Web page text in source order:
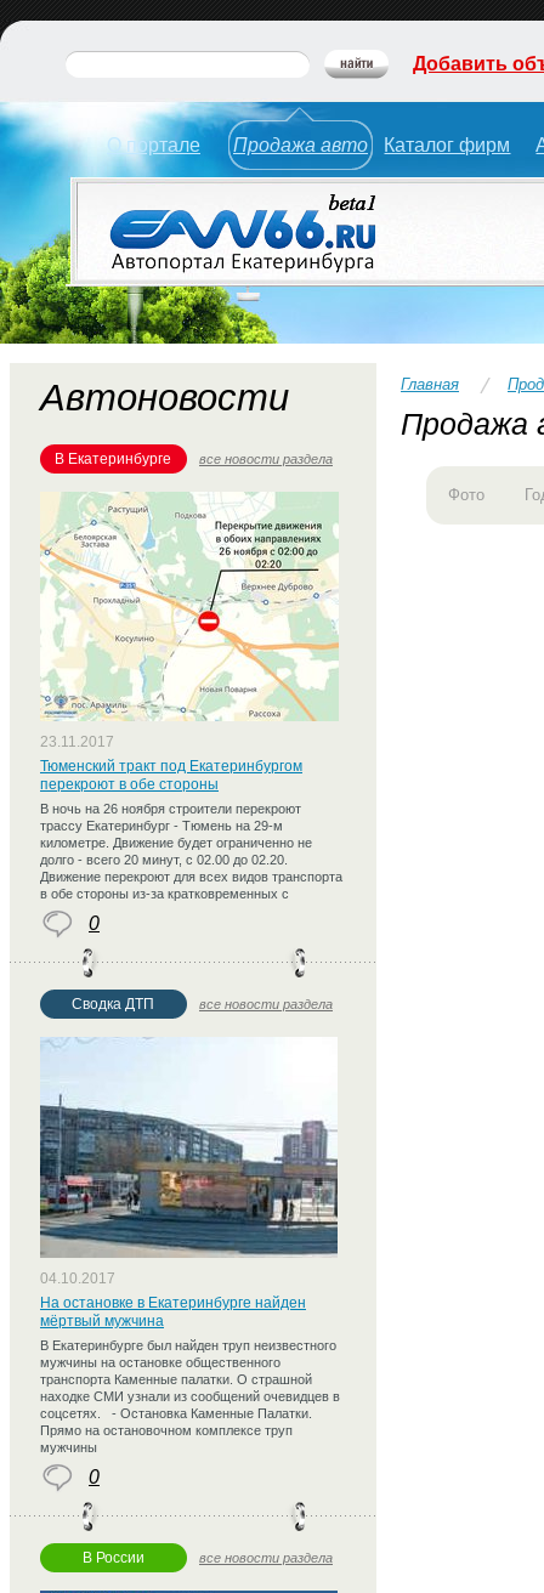
О портале Продажа авто Каталог фирм
Добавить
Главная
Продажа
Фото
Автоновости
В Екатеринбурге все новости раздела
23.11.2017
Тюменский тракт под Екатеринбургом
перекроют в обе стороны
В ночь на 26 ноября строители перекроют
трассу Екатеринбург - Тюмень на 29-м
километре. Движение будет ограниченно не
долго - всего 20 минут, с 02.00 до 02.20.
Движение перекроют для всех видов транспорта
в обе стороны из-за кратковременных с
0
Сводка ДТП все новости раздела
04.10.2017
На остановке в Екатеринбурге найден
мёртвый мужчина
В Екатеринбурге был найден труп неизвестного
мужчины на остановке общественного
транспорта Каменные палатки. О страшной
находке СМИ узнали из сообщений очевидцев в
соцсетях. - Остановка Каменные Палатки.
Прямо на остановочном комплексе труп
мужчины
0
В России все новости раздела